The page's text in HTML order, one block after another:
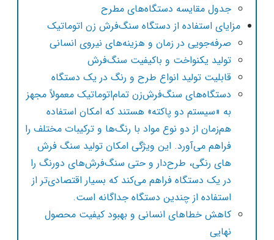
جدول مقایسه دستگاه‌های مطرح
مزایای استفاده از دستگاه سنگ‌فرش زن اتوماتیک
صرفه‌جویی در زمان و هزینه‌های نیروی انسانی
تولید یکنواخت و باکیفیت سنگ‌فرش
قابلیت تولید انواع طرح و رنگ در یک دستگاه
دستگاه‌های سنگ‌فرش‌زن تمام‌اتوماتیک معمولاً مجهز
به «سیستم دو پاکته» هستند که امکان استفاده
هم‌زمان از دو نوع مواد با رنگ‌ها و ترکیبات مختلف را
فراهم می‌آورد. این ویژگی امکان تولید سنگ فرش
های رنگی، طرح‌دار و حتی سنگ‌فرش‌های دورنگ را
در یک دستگاه فراهم می‌کند که بسیار اقتصادی‌تر از
استفاده از چندین دستگاه جداگانه است. ​
کاهش خطاهای انسانی و بهبود کیفیت محصول
نهایی